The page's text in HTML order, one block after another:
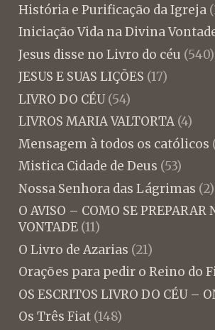
História e Purificação da Igreja
Iniciação Vida na Divina
Jesus disse no Livro do céu (540)
JESUS E SUAS LIÇÕES (17)
LIVRO DO CÉU(54)
LIVROS MARIA VALTORTA(4)
Mensagem à todos os católicos
Mistica Cidade de Deus (53)
Nossa Senhora das Lágrimas (2)
O AVISO – COMO SE PREPARAR
VONTADE(11)
O Livro de Azarias (21)
Orações para pedir o Reino do
OS ESCRITOS LIVRO DO CÉU –
Os Três Fiat(148)